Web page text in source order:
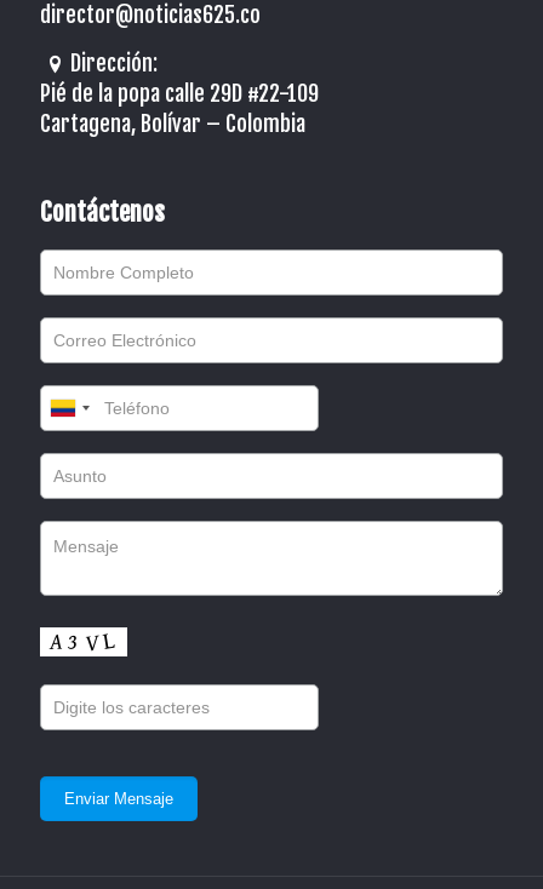
director@noticias625.co
Dirección:
Pié de la popa calle 29D #22-109
Cartagena, Bolívar – Colombia
Contáctenos